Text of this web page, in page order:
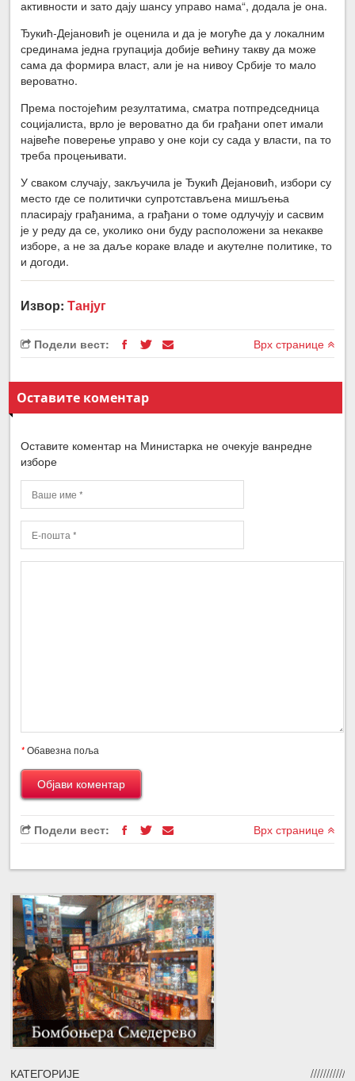
активности и зато дају шансу управо нама“, додала је она.
Ђукић-Дејановић је оценила и да је могуће да у локалним
срединама једна групација добије већину такву да може
сама да формира власт, али је на нивоу Србије то мало
вероватно.
Према постојећим резултатима, сматра потпредседница
социјалиста, врло је вероватно да би грађани опет имали
највеће поверење управо у оне који су сада у власти, па то
треба процењивати.
У сваком случају, закључила је Ђукић Дејановић, избори су
место где се политички супротстављена мишљења
пласирају грађанима, а грађани о томе одлучују и сасвим
је у реду да се, уколико они буду расположени за некакве
изборе, а не за даље кораке владе и акутелне политике, то
и догоди.
Извор:Танјуг
Подели вест: Врх странице
Оставите коментар
Оставите коментар на Министарка не очекује ванредне
изборе
*Обавезна поља
Подели вест: Врх странице
КАТЕГОРИЈЕ